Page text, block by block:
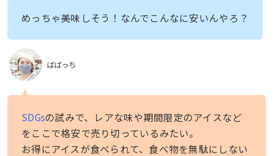
めっちゃ美味しそう！なんでこんなに安いんやろ？
ばばっち
SDGsの試みで、レアな味や期間限定のアイスなど
をここで格安で売り切っているみたい。
お得にアイスが食べられて、食べ物を無駄にしない